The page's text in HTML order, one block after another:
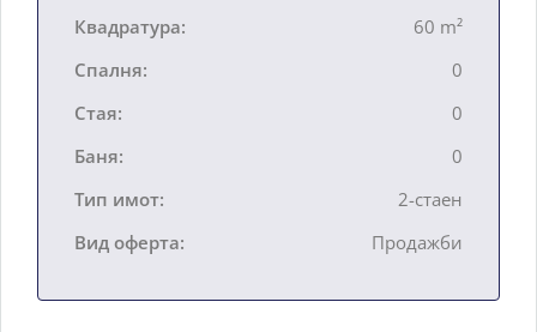
Квадратура:
60 m²
Спалня:
0
Стая:
0
Баня:
0
Тип имот:
2-стаен
Вид оферта:
Продажби